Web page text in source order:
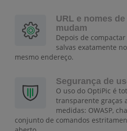
URL e nomes
mudam
Depois de
salvas exatamente
mesmo endereço.
Segurança de
O uso do OptiPic é
transparente graças
medidas: OWASP,
conjunto de comandos